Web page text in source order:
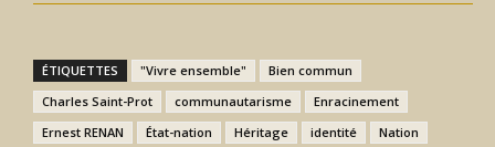
ÉTIQUETTES "Vivre ensemble"
Bien commun
Charles Saint-Prot
communautarisme
Enracinement
Ernest RENAN
État-nation Héritage identité
Nation